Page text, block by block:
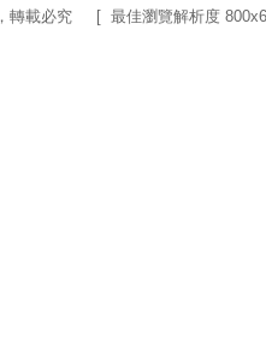
轉載必究 [ 最佳瀏覽解析度